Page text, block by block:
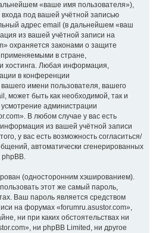
«ваше имя пользователя»),
под вашей учётной записью
адрес email (в дальнейшем «ваш
из вашей учётной записи на
охраняется законами о защите
в стране,
хостинга. Любая информация,
в конференции
имени пользователя, вашего
может быть как необходимой, так и
администрации
В любом случае у вас есть
из вашей учётной записи
у вас есть возможность согласиться/
автоматически сгенерированных
(односторонним хэшированием).
этот же самый пароль,
Ваш пароль является средством
на форумах «forumru.asustor.com»,
ни при каких обстоятельствах ни
ни phpBB Limited, ни другое